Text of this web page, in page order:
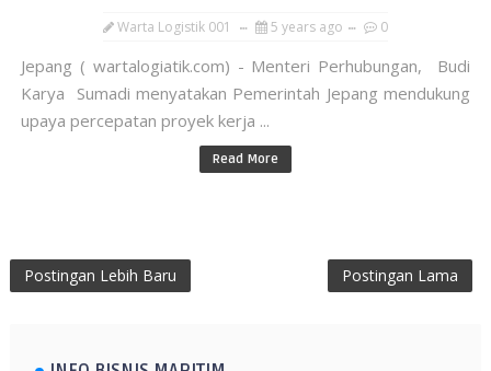
Warta Logistik 001 5 years ago 0
Jepang ( wartalogiatik.com) - Menteri Perhubungan, Budi
Karya Sumadi menyatakan Pemerintah Jepang mendukung
upaya percepatan proyek kerja ...
Read More
Postingan Lebih Baru Postingan Lama